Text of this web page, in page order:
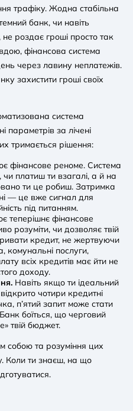
трафіку. Жодна стабільна
банк, чи навіть
роздає гроші просто так
фінансова система
через лавину неплатежів.
захистити гроші своїх
система
параметрів за лічені
тримається рішення:
фінансове реноме. Система
чи платиш ти взагалі, а й на
ти це робиш. Затримка
— це вже сигнал для
під питанням.
теперішнє фінансове
розуміти, чи дозволяє твій
кредит, не жертвуючи
комунальні послуги,
всіх кредитів має йти не
доходу.
Навіть якщо ти ідеальний
чотири кредитні
п’ятий запит може стати
боїться, що черговий
твій бюджет.
собою та розуміння цих
Коли ти знаєш, на що